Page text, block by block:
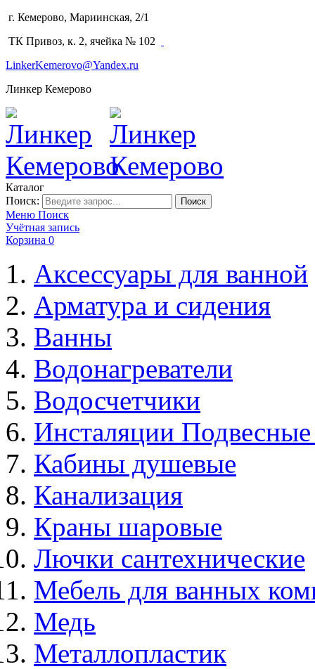
г. Кемерово, Мариинская, 2/1
ТК Привоз, к. 2, ячейка № 102
LinkerKemerovo@Yandex.ru
Линкер Кемерово
Каталог
Поиск:
Поиск
Меню Поиск
Учётная запись
Корзина 0
Аксессуары для ванной
Арматура и сидения
Ванны
Водонагреватели
Водосчетчики
Инсталяции
Кабины душевые
Канализация
Краны шаровые
Лючки сантехнические
Мебель для ванных
Медь
Металлопластик